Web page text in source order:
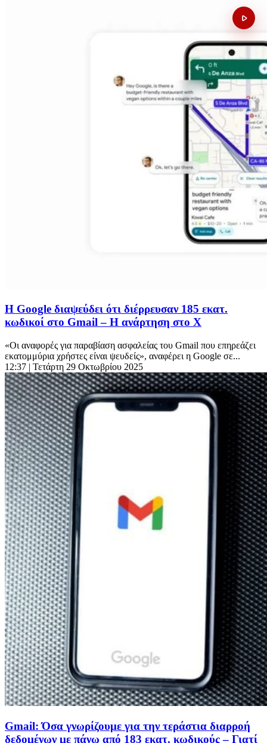
Η Google διαψεύδει ότι διέρρευσαν 185 εκατ.
κωδικοί στο Gmail – Η ανάρτηση στο Χ
«Οι αναφορές για παραβίαση ασφαλείας του Gmail που επηρεάζει
εκατομμύρια χρήστες είναι ψευδείς», αναφέρει η Google σε...
12:37 | Τετάρτη 29 Οκτωβρίου 2025
Gmail: Όσα γνωρίζουμε για την τεράστια διαρροή
δεδομένων με πάνω από 183 εκατ. κωδικούς – Γιατί